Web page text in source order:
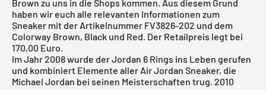
Brown zu uns in die Shops kommen. Aus diesem Grund
haben wir euch alle relevanten Informationen zum
Sneaker mit der Artikelnummer FV3826-202 und dem
Colorway Brown, Black und Red. Der Retailpreis legt bei
170,00 Euro.
Im Jahr 2008 wurde der Jordan 6 Rings ins Leben gerufen
und kombiniert Elemente aller Air Jordan Sneaker, die
Michael Jordan bei seinen Meisterschaften trug. 2010